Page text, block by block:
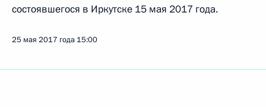
состоявшегося в Иркутске 15 мая 2017 года.
25 мая 2017 года 15:00